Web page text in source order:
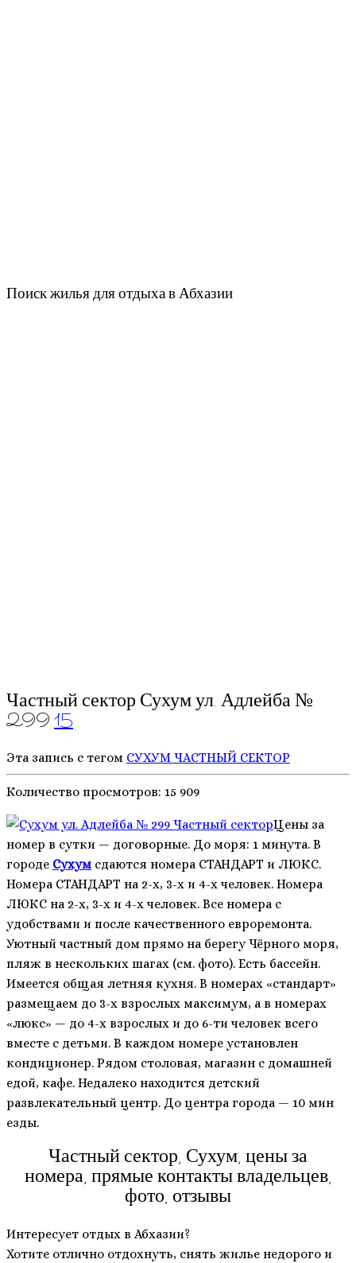
Поиск жилья для отдыха в Абхазии
Частный сектор Сухум ул. Адлейба №
29915
Эта запись с тегом СУХУМ ЧАСТНЫЙ СЕКТОР
Количество просмотров: 15 909
Цены за
номер в сутки — договорные. До моря: 1 минута. В
городе Сухум сдаются номера СТАНДАРТ и ЛЮКС.
Номера СТАНДАРТ на 2-х, 3-х и 4-х человек. Номера
ЛЮКС на 2-х, 3-х и 4-х человек. Все номера с
удобствами и после качественного евроремонта.
Уютный частный дом прямо на берегу Чёрного моря,
пляж в нескольких шагах (см. фото). Есть бассейн.
Имеется общая летняя кухня. В номерах «стандарт»
размещаем до 3-х взрослых максимум, а в номерах
«люкс» — до 4-х взрослых и до 6-ти человек всего
вместе с детьми. В каждом номере установлен
кондиционер. Рядом столовая, магазин с домашней
едой, кафе. Недалеко находится детский
развлекательный центр. До центра города — 10 мин
езды.
Частный сектор, Сухум, цены за
номера, прямые контакты владельцев,
фото, отзывы
Интересует отдых в Абхазии?
Хотите отлично отдохнуть, снять жилье недорого и